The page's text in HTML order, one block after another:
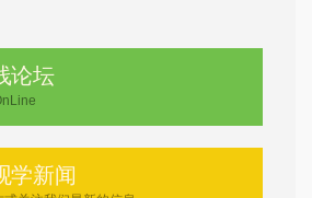
论坛
学新闻